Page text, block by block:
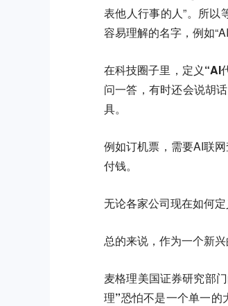
表他人行事的人”。所
容易理解的名字，例如“AI
在科技圈子里， 定义“AI
问一答，有时还会说胡
具。
例如订机票，需要AI联
付钱。
无论各家公司现在如何
总的来说，作为一个新兴
麦格理美国证券研究部
理”恐怕不是一个单一